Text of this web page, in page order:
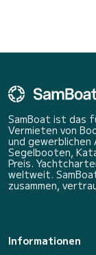
SamBoat ist das
Vermieten von
und gewerblichen
Segelbooten,
Preis.
weltweit.
zusammen,
Informationen